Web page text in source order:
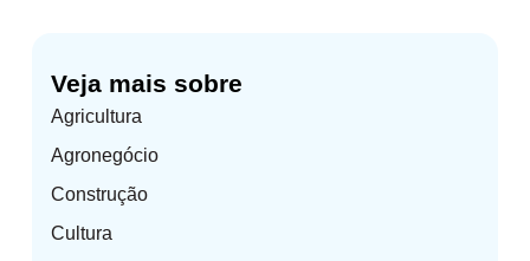
Veja mais sobre
Agricultura
Agronegócio
Construção
Cultura